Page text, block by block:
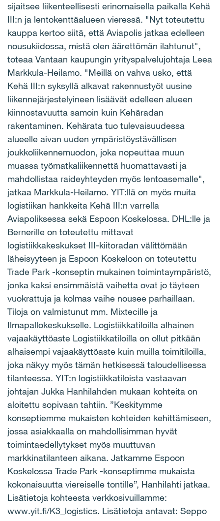
sijaitsee liikenteellisesti erinomaisella paikalla Kehä
III:n ja lentokenttäalueen vieressä. "Nyt toteutettu
kauppa kertoo siitä, että Aviapolis jatkaa edelleen
nousukiidossa, mistä olen äärettömän ilahtunut",
toteaa Vantaan kaupungin yrityspalvelujohtaja Leea
Markkula-Heilamo. "Meillä on vahva usko, että
Kehä III:n syksyllä alkavat rakennustyöt uusine
liikennejärjestelyineen lisäävät edelleen alueen
kiinnostavuutta samoin kuin Kehäradan
rakentaminen. Kehärata tuo tulevaisuudessa
alueelle aivan uuden ympäristöystävällisen
joukkoliikennemuodon, joka nopeuttaa muun
muassa työmatkaliikennettä huomattavasti ja
mahdollistaa raideyhteyden myös lentoasemalle",
jatkaa Markkula-Heilamo. YIT:llä on myös muita
logistiikan hankkeita Kehä III:n varrella
Aviapoliksessa sekä Espoon Koskelossa. DHL:lle ja
Bernerille on toteutettu mittavat
logistiikkakeskukset III-kiitoradan välittömään
läheisyyteen ja Espoon Koskeloon on toteutettu
Trade Park -konseptin mukainen toimintaympäristö,
jonka kaksi ensimmäistä vaihetta ovat jo täyteen
vuokrattuja ja kolmas vaihe nousee parhaillaan.
Tiloja on valmistunut mm. Mixtecille ja
Ilmapallokeskukselle. Logistiikkatiloilla alhainen
vajaakäyttöaste Logistiikkatiloilla on ollut pitkään
alhaisempi vajaakäyttöaste kuin muilla toimitiloilla,
joka näkyy myös tämän hetkisessä taloudellisessa
tilanteessa. YIT:n logistiikkatiloista vastaavan
johtajan Jukka Hanhilahden mukaan kohteita on
aloitettu sopivaan tahtiin. ”Keskitymme
konseptiemme mukaisten kohteiden kehittämiseen,
jossa asiakkaalla on mahdollisimman hyvät
toimintaedellytykset myös muuttuvan
markkinatilanteen aikana. Jatkamme Espoon
Koskelossa Trade Park -konseptimme mukaista
kokonaisuutta viereiselle tontille”, Hanhilahti jatkaa.
Lisätietoja kohteesta verkkosivuillamme:
www.yit.fi/K3_logistics. Lisätietoja antavat: Seppo